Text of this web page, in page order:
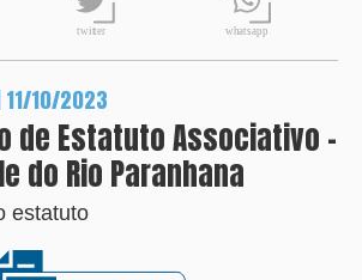
twitter whatsapp
10/2023
de Estatuto Associativo -
do Rio Paranhana
estatuto